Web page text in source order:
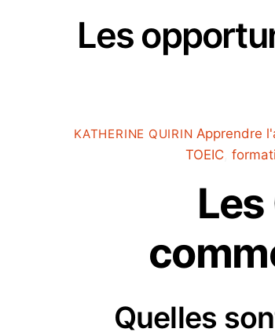
Les
KATHERINE QUIRIN Apprendre
TOEIC ,
Quelles